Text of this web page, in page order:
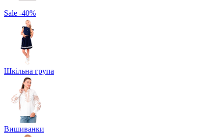
Sale -40%
Шкільна група
Вишиванки